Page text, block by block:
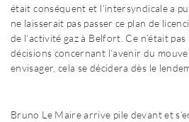
était conséquent et l’intersyndicale a
ne laisserait pas passer ce plan de
de l’activité gaz à Belfort. Ce n’était
décisions concernant l’avenir du
envisager, cela se décidera dès le
Bruno Le Maire arrive pile devant et